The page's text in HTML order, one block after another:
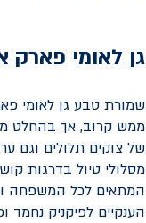
גן לאומי פארק
ממש קרוב, אך בהחלט
של צוקים תלולים וגם
המתאים לכל המשפחה
הענקיים לפיקניק